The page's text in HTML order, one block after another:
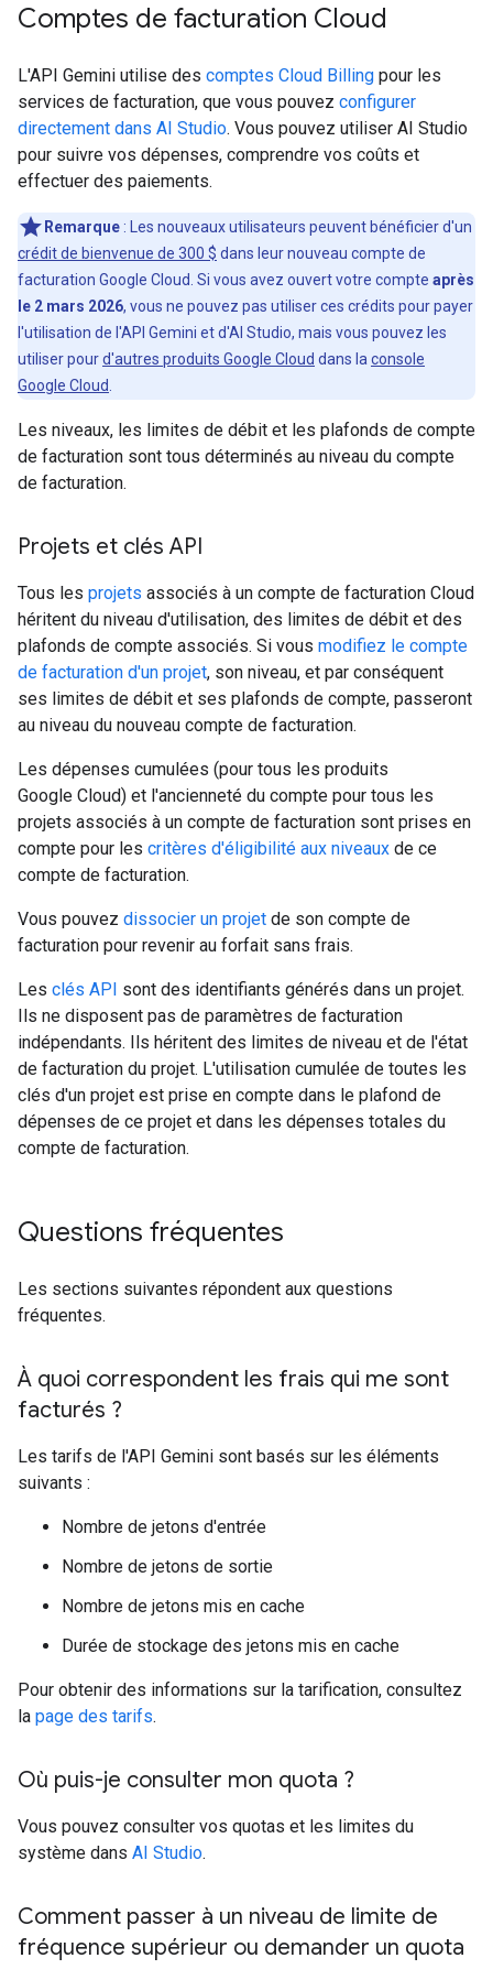
Comptes de facturation Cloud
L'API Gemini utilise des comptes Cloud Billing pour les
services de facturation, que vous pouvez configurer
directement dans AI Studio. Vous pouvez utiliser AI Studio
pour suivre vos dépenses, comprendre vos coûts et
effectuer des paiements.
Remarque : Les nouveaux utilisateurs peuvent bénéficier d'un
crédit de bienvenue de 300 $ dans leur nouveau compte de
facturation Google Cloud. Si vous avez ouvert votre compte après
le 2 mars 2026, vous ne pouvez pas utiliser ces crédits pour payer
l'utilisation de l'API Gemini et d'AI Studio, mais vous pouvez les
utiliser pourd'autres produits Google Cloud dans la console
Google Cloud
Les niveaux, les limites de débit et les plafonds de compte
de facturation sont tous déterminés au niveau du compte
de facturation.
Projets et clés API
Tous les projets associés à un compte de facturation Cloud
héritent du niveau d'utilisation, des limites de débit et des
plafonds de compte associés. Si vous modifiez le compte
de facturation d'un projet, son niveau, et par conséquent
ses limites de débit et ses plafonds de compte, passeront
au niveau du nouveau compte de facturation.
Les dépenses cumulées (pour tous les produits
Google Cloud) et l'ancienneté du compte pour tous les
projets associés à un compte de facturation sont prises en
compte pour les critères d'éligibilité aux niveaux de ce
compte de facturation.
Vous pouvez dissocier un projet de son compte de
facturation pour revenir au forfait sans frais.
Les clés API sont des identifiants générés dans un projet.
Ils ne disposent pas de paramètres de facturation
indépendants. Ils héritent des limites de niveau et de l'état
de facturation du projet. L'utilisation cumulée de toutes les
clés d'un projet est prise en compte dans le plafond de
dépenses de ce projet et dans les dépenses totales du
compte de facturation.
Questions fréquentes
Les sections suivantes répondent aux questions
fréquentes.
À quoi correspondent les frais qui me sont
facturés ?
Les tarifs de l'API Gemini sont basés sur les éléments
suivants :
Nombre de jetons d'entrée
Nombre de jetons de sortie
Nombre de jetons mis en cache
Durée de stockage des jetons mis en cache
Pour obtenir des informations sur la tarification, consultez
la page des tarifs.
Où puis-je consulter mon quota ?
Vous pouvez consulter vos quotas et les limites du
système dans AI Studio.
Comment passer à un niveau de limite de
fréquence supérieur ou demander un quota